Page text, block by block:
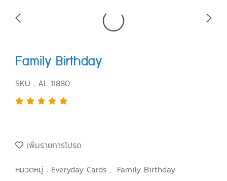
Family Birthday
SKU : AL 11880
เพิ่มรายการโปรด
หมวดหมู่ : Everyday Cards , Family Birthday